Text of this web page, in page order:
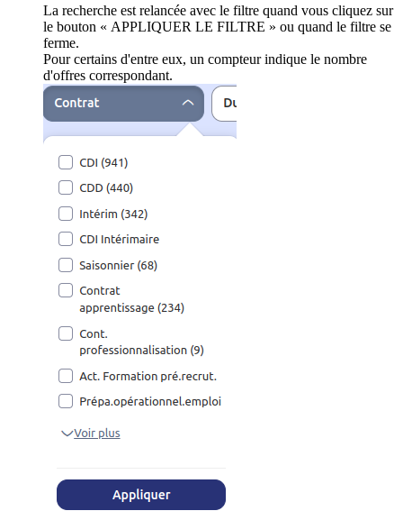
La recherche est relancée avec le filtre quand vous cliquez sur
le bouton « APPLIQUER LE FILTRE » ou quand le filtre se
ferme.
Pour certains d'entre eux, un compteur indique le nombre
d'offres correspondant.